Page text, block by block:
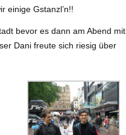
einige Gstanzl’n!!
bevor es dann am Abend mit
Dani freute sich riesig über